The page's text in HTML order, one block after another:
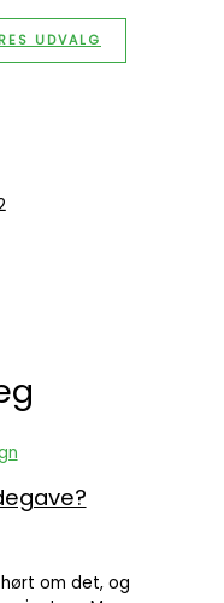
UDVALG
om det, og